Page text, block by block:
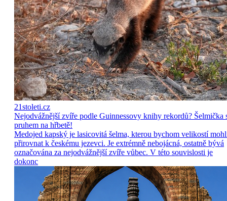
21stoleti.cz
Nejodvážnější zvíře podle Guinnessovy knihy rekordů? Šelmička
pruhem na hřbetě!
Medojed kapský je lasicovitá šelma, kterou bychom velikostí
přirovnat k českému jezevci. Je extrémně nebojácná, ostatně bývá
označována za nejodvážnější zvíře vůbec. V této souvislosti je
dokonc